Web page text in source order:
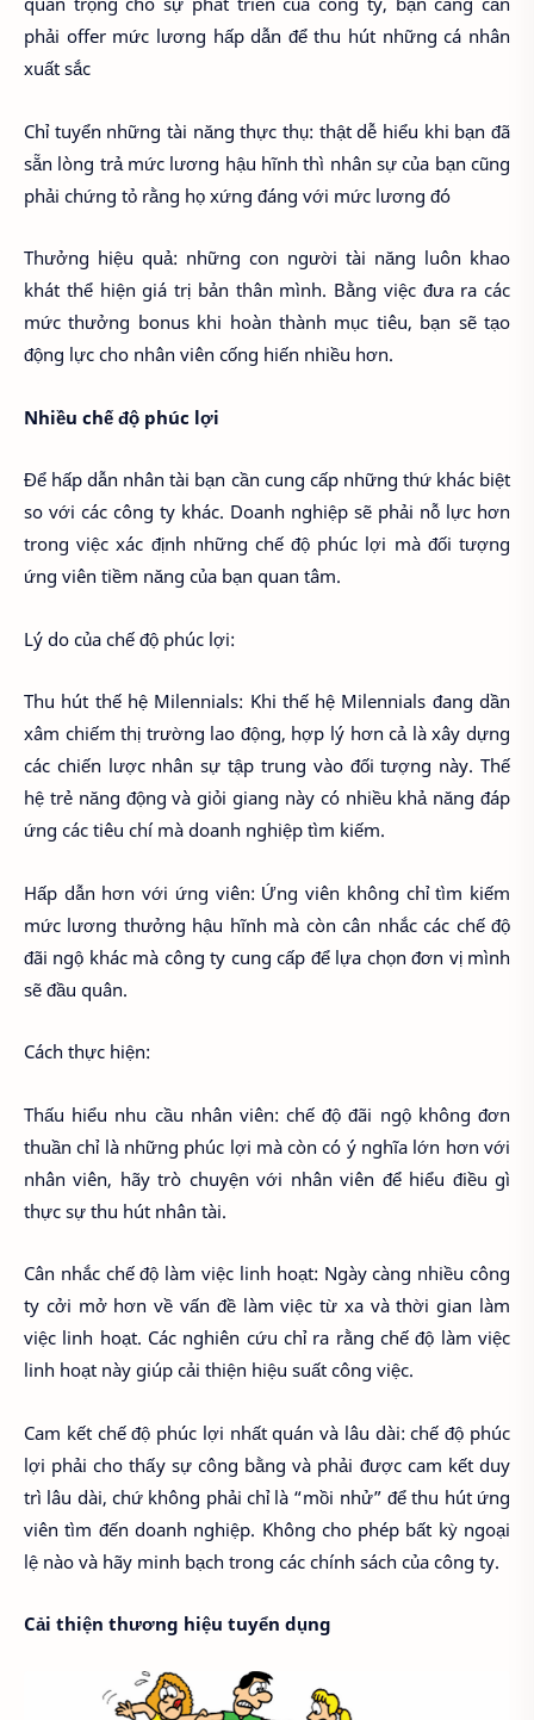
phải offer mức lương hấp dẫn để thu hút những cá nhân
xuất sắc
Chỉ tuyển những tài năng thực thụ: thật dễ hiểu khi bạn đã
sẵn lòng trả mức lương hậu hĩnh thì nhân sự của bạn cũng
phải chứng tỏ rằng họ xứng đáng với mức lương đó
Thưởng hiệu quả: những con người tài năng luôn khao
khát thể hiện giá trị bản thân mình. Bằng việc đưa ra các
mức thưởng bonus khi hoàn thành mục tiêu, bạn sẽ tạo
động lực cho nhân viên cống hiến nhiều hơn.
Nhiều chế độ phúc lợi
Để hấp dẫn nhân tài bạn cần cung cấp những thứ khác biệt
so với các công ty khác. Doanh nghiệp sẽ phải nỗ lực hơn
trong việc xác định những chế độ phúc lợi mà đối tượng
ứng viên tiềm năng của bạn quan tâm.
Lý do của chế độ phúc lợi:
Thu hút thế hệ Milennials: Khi thế hệ Milennials đang dần
xâm chiếm thị trường lao động, hợp lý hơn cả là xây dựng
các chiến lược nhân sự tập trung vào đối tượng này. Thế
hệ trẻ năng động và giỏi giang này có nhiều khả năng đáp
ứng các tiêu chí mà doanh nghiệp tìm kiếm.
Hấp dẫn hơn với ứng viên: Ứng viên không chỉ tìm kiếm
mức lương thưởng hậu hĩnh mà còn cân nhắc các chế độ
đãi ngộ khác mà công ty cung cấp để lựa chọn đơn vị mình
sẽ đầu quân.
Cách thực hiện:
Thấu hiểu nhu cầu nhân viên: chế độ đãi ngộ không đơn
thuần chỉ là những phúc lợi mà còn có ý nghĩa lớn hơn với
nhân viên, hãy trò chuyện với nhân viên để hiểu điều gì
thực sự thu hút nhân tài.
Cân nhắc chế độ làm việc linh hoạt: Ngày càng nhiều công
ty cởi mở hơn về vấn đề làm việc từ xa và thời gian làm
việc linh hoạt. Các nghiên cứu chỉ ra rằng chế độ làm việc
linh hoạt này giúp cải thiện hiệu suất công việc.
Cam kết chế độ phúc lợi nhất quán và lâu dài: chế độ phúc
lợi phải cho thấy sự công bằng và phải được cam kết duy
trì lâu dài, chứ không phải chỉ là “mồi nhử” để thu hút ứng
viên tìm đến doanh nghiệp. Không cho phép bất kỳ ngoại
lệ nào và hãy minh bạch trong các chính sách của công ty.
Cải thiện thương hiệu tuyển dụng